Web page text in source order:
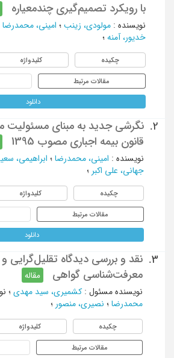
با رویکرد تصمیم‌گیری چندمعیاره
نویسنده : مولودی، زینب ؛ امینی، محمدرضا
خدیور، آمنه ؛
چکیده کلیدواژه
مقالات مرتبط
دانلود
2.
نگرشی جدید به مبنای مسئولیت
قانون بیمه اجباری مصوب 1395
نویسنده : امینی، محمدرضا ؛ ابراهیمی،
جهانی، علی اکبر ؛
چکیده کلیدواژه
مقالات مرتبط
دانلود
3.
نقد و بررسی دیدگاه تقلیل‌گرایی و
معرفت‌شناسی گواهی
مقاله
نویسنده مسئول : کشمیری، سید مهدی ؛
محمدرضا ؛ نصیری، منصور ؛
چکیده کلیدواژه
مقالات مرتبط